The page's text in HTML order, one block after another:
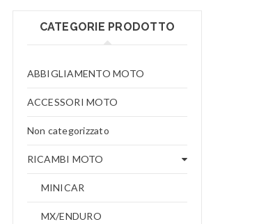
CATEGORIE PRODOTTO
ABBIGLIAMENTO MOTO
ACCESSORI MOTO
Non categorizzato
RICAMBI MOTO
MINICAR
MX/ENDURO